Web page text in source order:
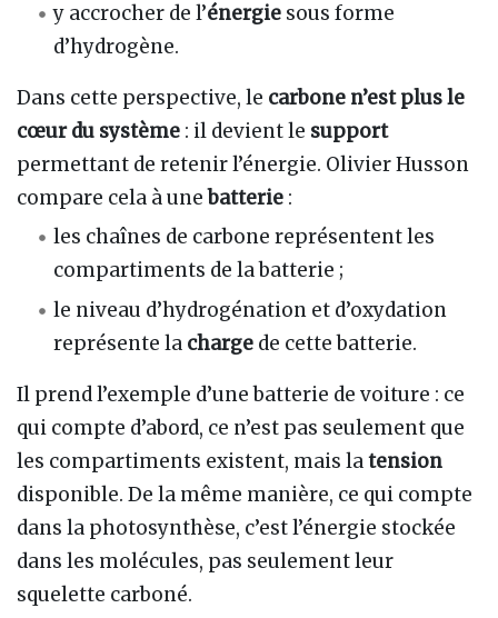
y accrocher de l’énergie sous forme
d’hydrogène.
Dans cette perspective, le carbone n’est plus le
cœur du système : il devient le support
permettant de retenir l’énergie. Olivier Husson
compare cela à unebatterie :
les chaînes de carbone représentent les
compartiments de la batterie ;
le niveau d’hydrogénation et d’oxydation
représente la charge de cette batterie.
Il prend l’exemple d’une batterie de voiture : ce
qui compte d’abord, ce n’est pas seulement que
les compartiments existent, mais latension
disponible. De la même manière, ce qui compte
dans la photosynthèse, c’est l’énergie stockée
dans les molécules, pas seulement leur
squelette carboné.